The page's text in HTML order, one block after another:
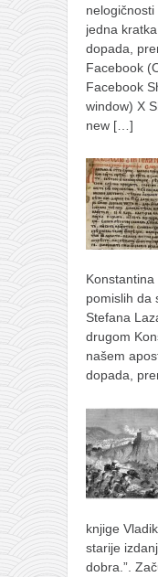
jedna
dopada,
Facebook
Facebook
window) X
new […]
pomislih da
Stefana
drugom
našem
dopada,
knjige
starije
dobra.”.